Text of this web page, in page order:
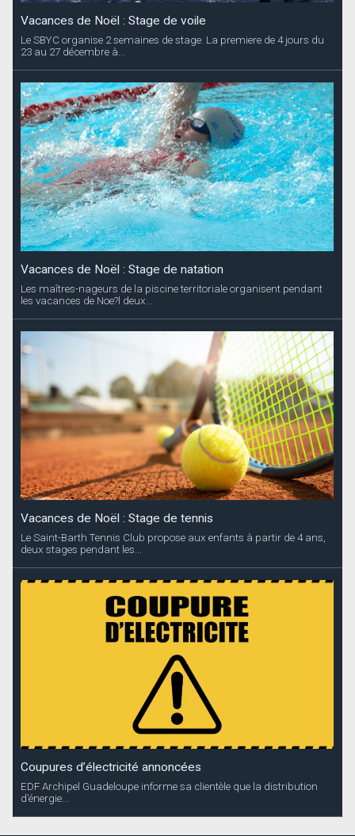
Vacances de Noël : Stage de voile
Le SBYC organise 2 semaines de stage. La premiere de 4 jours du
23 au 27 décembre à...
Vacances de Noël : Stage de natation
Les maîtres-nageurs de la piscine territoriale organisent pendant
les vacances de Noe?l deux...
Vacances de Noël : Stage de tennis
Le Saint-Barth Tennis Club propose aux enfants à partir de 4 ans,
deux stages pendant les...
Coupures d’électricité annoncées
EDF Archipel Guadeloupe informe sa clientèle que la distribution
d’énergie...